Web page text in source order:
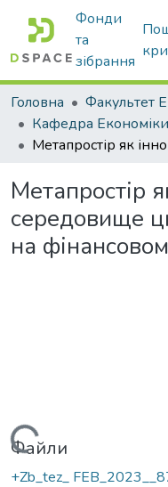
Фонди
та
зібрання
Головна
Метапростір
середовище
на
Файли
+Zb_tez_